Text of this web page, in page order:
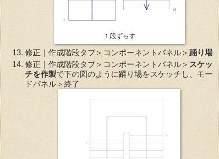
１段ずらす
修正｜作成階段タブ＞コンポーネントパネル＞ 踊り場
修正｜作成階段タブ＞コンポーネントパネル＞ スケッ
チを作製で下の図のように踊り場をスケッチし、モー
ドパネル＞終了